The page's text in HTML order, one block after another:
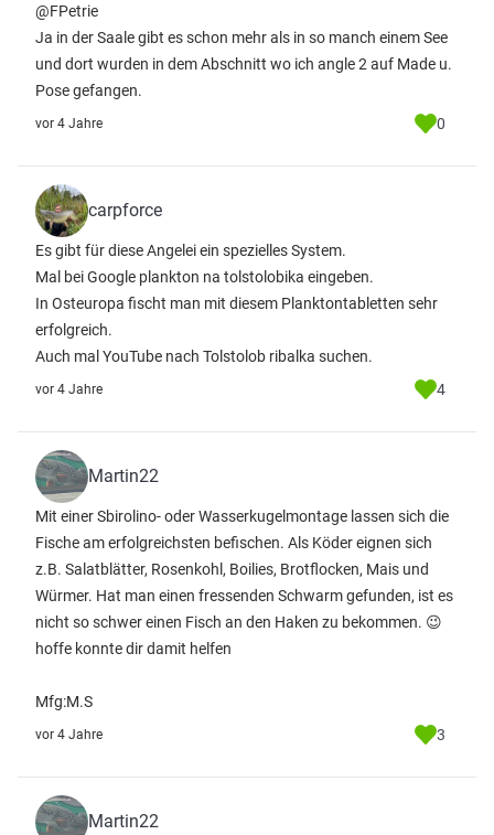
@FPetrie
Ja in der Saale gibt es schon mehr als in so manch einem See
und dort wurden in dem Abschnitt wo ich angle 2 auf Made u.
Pose gefangen.
vor 4 Jahre 0
carpforce
Es gibt für diese Angelei ein spezielles System.
Mal bei Google plankton na tolstolobika eingeben.
In Osteuropa fischt man mit diesem Planktontabletten sehr
erfolgreich.
Auch mal YouTube nach Tolstolob ribalka suchen.
vor 4 Jahre 4
Martin22
Mit einer Sbirolino- oder Wasserkugelmontage lassen sich die
Fische am erfolgreichsten befischen. Als Köder eignen sich
z.B. Salatblätter, Rosenkohl, Boilies, Brotflocken, Mais und
Würmer. Hat man einen fressenden Schwarm gefunden, ist es
nicht so schwer einen Fisch an den Haken zu bekommen. 😉
hoffe konnte dir damit helfen
Mfg:M.S
vor 4 Jahre 3
Martin22